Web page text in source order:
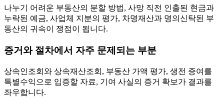
나누기 어려운 부동산의 분할 방법, 사망 직전 인출된 현금과
누락된 예금, 사업체 지분의 평가, 차명재산과 명의신탁된 부
동산의 귀속이 쟁점이 됩니다.
증거와 절차에서 자주 문제되는 부분
상속인조회와 상속재산조회, 부동산 가액 평가, 생전 증여를
특별수익으로 입증할 자료, 기여 사실의 증거 확보가 결과를
좌우합니다.